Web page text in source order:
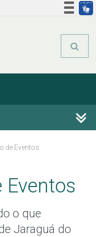
de Eventos
Eventos
o que
Jaraguá do